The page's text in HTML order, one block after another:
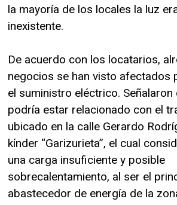
la mayoría de los locales la luz
inexistente.
De acuerdo con los locatarios,
negocios se han visto afectados
el suministro eléctrico.
podría estar relacionado con el
ubicado en la calle Gerardo
kínder “Garizurieta”, el cual
una carga insuficiente y posible
sobrecalentamiento, al ser el
abastecedor de energía de la